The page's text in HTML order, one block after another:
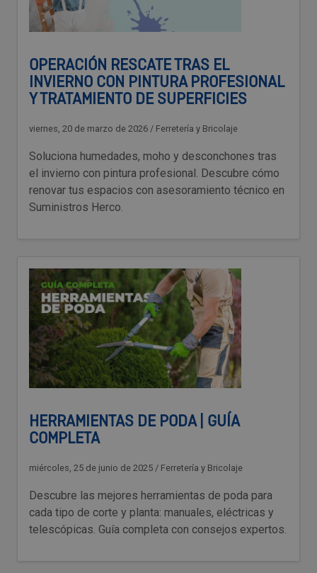
OPERACIÓN RESCATE TRAS EL
INVIERNO CON PINTURA PROFESIONAL
Y TRATAMIENTO DE SUPERFICIES
viernes, 20 de marzo de 2026 / Ferretería y Bricolaje
Soluciona humedades, moho y desconchones tras
el invierno con pintura profesional. Descubre cómo
renovar tus espacios con asesoramiento técnico en
Suministros Herco.
HERRAMIENTAS DE PODA | GUÍA
COMPLETA
miércoles, 25 de junio de 2025 / Ferretería y Bricolaje
Descubre las mejores herramientas de poda para
cada tipo de corte y planta: manuales, eléctricas y
telescópicas. Guía completa con consejos expertos.